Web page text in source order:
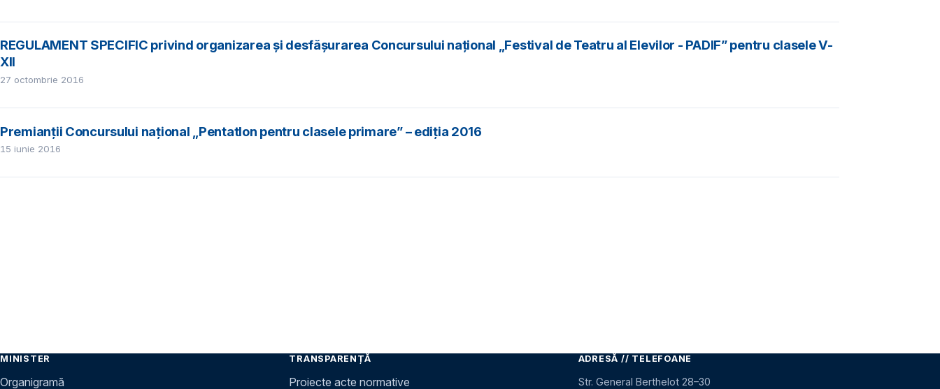
REGULAMENT SPECIFIC privind organizarea și desfășurarea Concursului național „Festival de Teatru al Elevilor - PADIF” pentru clasele V-
XII
27 octombrie 2016
Premianții Concursului național „Pentatlon pentru clasele primare” – ediția 2016
15 iunie 2016
MINISTER
Organigramă
TRANSPARENȚĂ
Proiecte acte normative
ADRESĂ // TELEFOANE
Str. General Berthelot 28–30